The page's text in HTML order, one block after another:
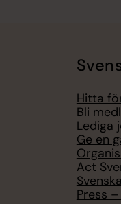
Hitta
Bli
Lediga
Ge en
Act
Press